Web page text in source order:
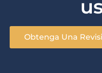
Obtenga Una